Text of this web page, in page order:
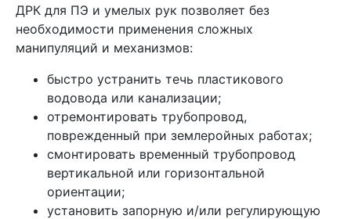
ДРК для ПЭ и умелых рук позволяет без
необходимости применения сложных
манипуляций и механизмов:
быстро устранить течь пластикового
водовода или канализации;
отремонтировать трубопровод,
поврежденный при землеройных работах;
смонтировать временный трубопровод
вертикальной или горизонтальной
ориентации;
установить запорную и/или регулирующую